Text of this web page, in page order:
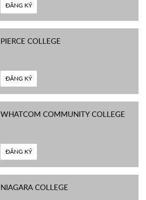
ĐĂNG KÝ
PIERCE COLLEGE
ĐĂNG KÝ
WHATCOM COMMUNITY COLLEGE
ĐĂNG KÝ
NIAGARA COLLEGE